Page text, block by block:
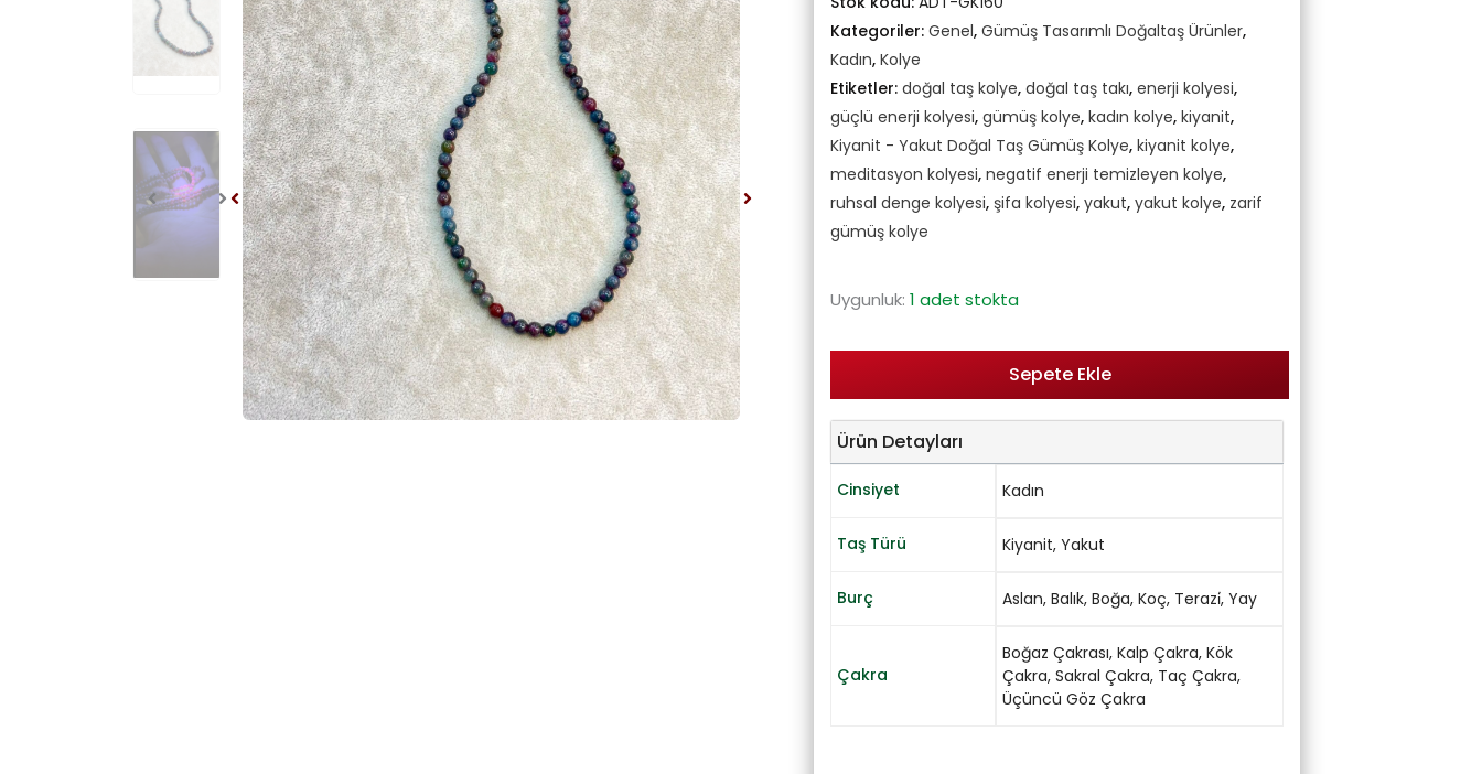
Kategoriler: Genel, Gümüş Tasarımlı Doğaltaş Ürünler,
Kadın, Kolye
Etiketler: doğal taş kolye, doğal taş takı, enerji kolyesi,
güçlü enerji kolyesi, gümüş kolye, kadın kolye, kiyanit,
Kiyanit - Yakut Doğal Taş Gümüş Kolye, kiyanit kolye,
meditasyon kolyesi, negatif enerji temizleyen kolye,
ruhsal denge kolyesi, şifa kolyesi, yakut, yakut kolye, zarif
gümüş kolye
Uygunluk: 1 adet stokta
Sepete Ekle
Ürün Detayları
Cinsiyet Kadın
Taş Türü Kiyanit, Yakut
Burç Aslan, Balık, Boğa, Koç, Terazi̇, Yay
Çakra
Boğaz Çakrası, Kalp Çakra, Kök
Çakra, Sakral Çakra, Taç Çakra,
Üçüncü Göz Çakra